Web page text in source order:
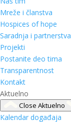
Mreže i članstva
Hospices of hope
Saradnja i partnerstva
Projekti
Postanite deo tima
Transparentnost
Kontakt
Aktuelno
Close Aktuelno
Kalendar događaja